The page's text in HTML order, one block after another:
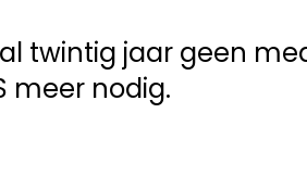
twintig jaar geen
meer nodig.